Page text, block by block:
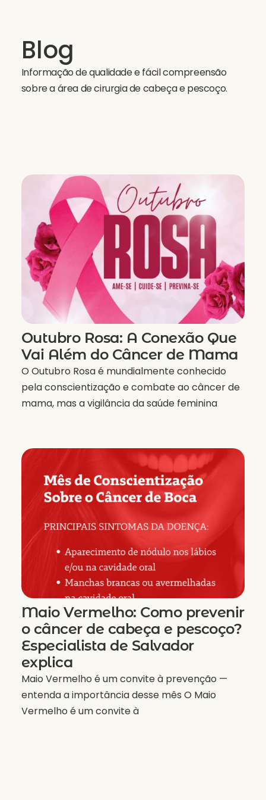
Blog
Informação de qualidade e fácil compreensão
sobre a área de cirurgia de cabeça e pescoço.
Outubro Rosa: A Conexão Que
Vai Além do Câncer de Mama
O Outubro Rosa é mundialmente conhecido
pela conscientização e combate ao câncer de
mama, mas a vigilância da saúde feminina
Maio Vermelho: Como prevenir
o câncer de cabeça e pescoço?
Especialista de Salvador
explica
Maio Vermelho é um convite à prevenção —
entenda a importância desse mês O Maio
Vermelho é um convite à